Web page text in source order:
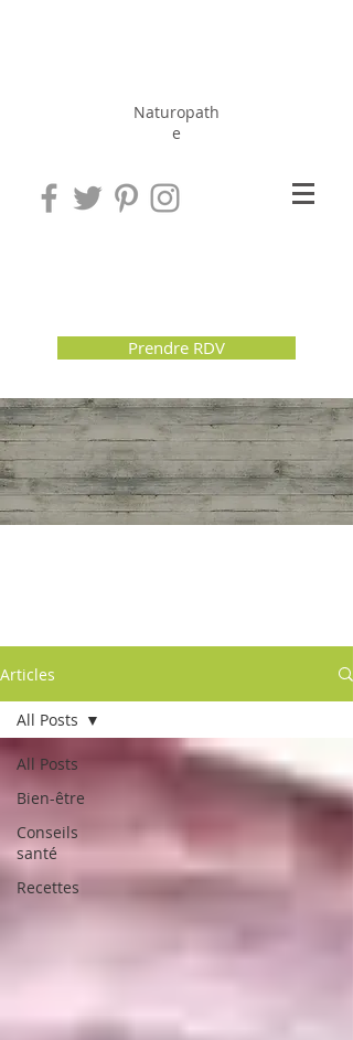
Naturopath
e
Prendre RDV
Articles
All Posts
Bien-être
Conseils
santé
Recettes
All Posts